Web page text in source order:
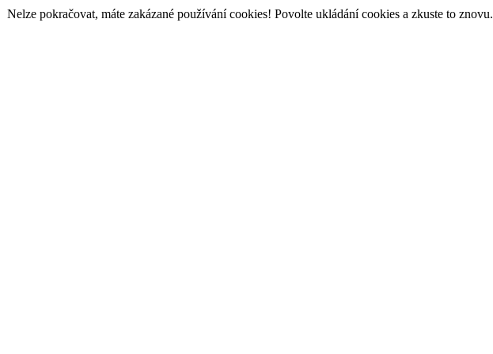
Nelze pokračovat, máte zakázané používání cookies! Povolte ukládání cookies a zkuste to znovu.